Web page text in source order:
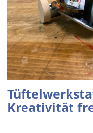
Kreativität